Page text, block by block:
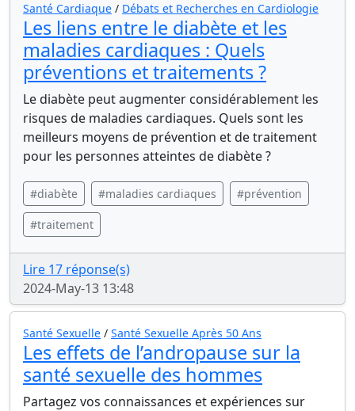
Santé Cardiaque / Débats et Recherches en Cardiologie
Les liens entre le diabète et les
maladies cardiaques : Quels
préventions et traitements ?
Le diabète peut augmenter considérablement les
risques de maladies cardiaques. Quels sont les
meilleurs moyens de prévention et de traitement
pour les personnes atteintes de diabète ?
#diabète #maladies cardiaques #prévention
#traitement
Lire 17 réponse(s)
2024-May-13 13:48
Santé Sexuelle / Santé Sexuelle Après 50 Ans
Les effets de l’andropause sur la
santé sexuelle des hommes
Partagez vos connaissances et expériences sur